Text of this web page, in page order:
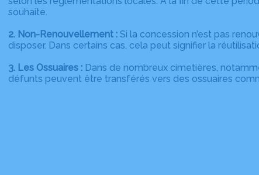
souhaite.
2. Non-Renouvellement :Si la concession n’est pas
disposer. Dans certains cas, cela peut signifier la
3. Les Ossuaires :Dans de nombreux cimetières,
défunts peuvent être transférés vers des ossuaires